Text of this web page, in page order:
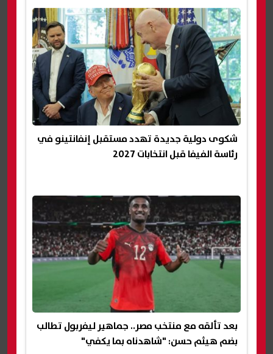
شكوى دولية جديدة تهدد مستقبل إنفانتينو في
رئاسة الفيفا قبل انتخابات 2027
بعد تألقه مع منتخب مصر.. جماهير ليفربول تطالب
بضم هيثم حسن: "شاهدناه بما يكفي"